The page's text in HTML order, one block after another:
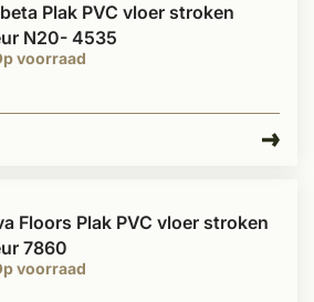
voorraad
Plak PVC vloer stroken
N20- 4535
voorraad
Floors Plak PVC vloer stroken
7860